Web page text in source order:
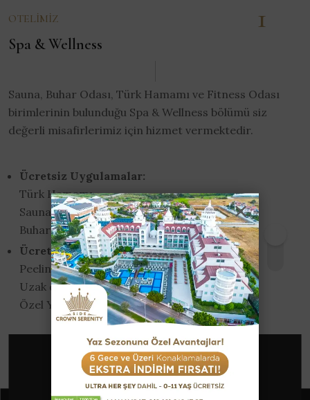
OTELIMIZ
Spa & Wellness
Sauna, Buhar Odası, Türk Hamamı ve Fitness Odası
birimlerinin bulunduğu Spa & Wellness bölümü siz
değerli misafirlerimiz için hizmet vermektedir.
Ücretsiz Uygulamalar:
Türk Hamamı
Sauna
Buhar Banyosu
Ücretli Özel Uygulamalar:
Peeling & Köpük Masajı
Uzak doğu ve terapi masajları
Özel Yüz ve Vücut Bakımları
1